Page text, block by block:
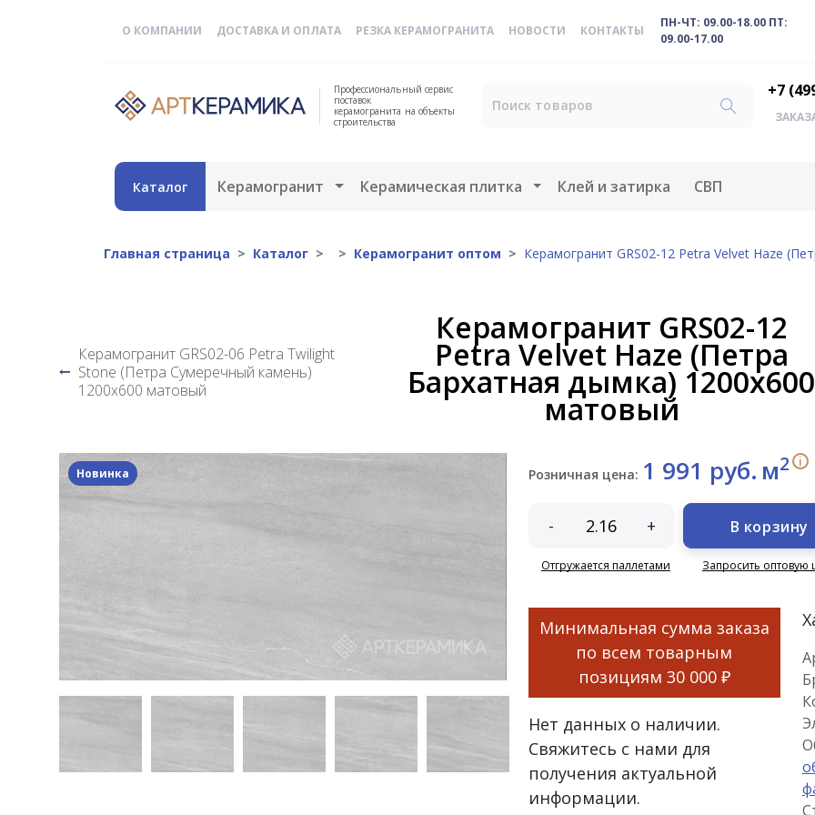
О КОМПАНИИ ДОСТАВКА И ОПЛАТА РЕЗКА КЕРАМОГРАНИТА НОВОСТИ КОНТАКТЫ
ПН-ЧТ: 09.00-18.00 ПТ:
09.00-17.00
Профессиональный сервис
поставок
керамогранита на объекты
строительства
+7
Каталог Керамогранит Открыть меню
Керамическая плитка Открыть меню
Клей и затирка СВП
Главная страница Каталог Керамогранит оптом Керамогранит GRS02-12 Petra Velvet Haze
Керамогранит GRS02-06 Petra Twilight
Stone (Петра Сумеречный камень)
1200x600 матовый
Керамогранит GRS02-12
Petra Velvet Haze (Петра
Бархатная дымка) 1200x600
матовый
Новинка Розничная цена: 1 991 руб. м2 i
- +
Отгружается паллетами
В корзину
Запросить оптовую
Минимальная сумма заказа
по всем товарным
позициям 30 000 ₽
Нет данных о наличии.
Свяжитесь с нами для
получения актуальной
информации.